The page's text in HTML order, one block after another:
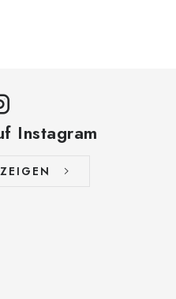
Instagram